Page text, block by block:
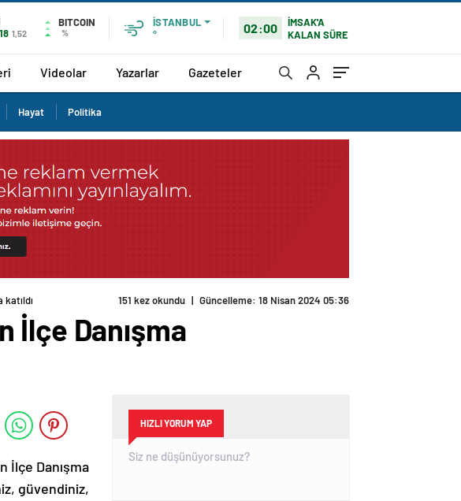
1,52
BITCOIN
%
İSTANBUL
°
02:00
İMSAK'A
KALAN SÜRE
Videolar Yazarlar Gazeteler
Hayat Politika
katıldı 151 kez okundu | Güncelleme: 18 Nisan 2024 05:36
İlçe Danışma
İlçe Danışma
güvendiniz,
HIZLI YORUM YAP